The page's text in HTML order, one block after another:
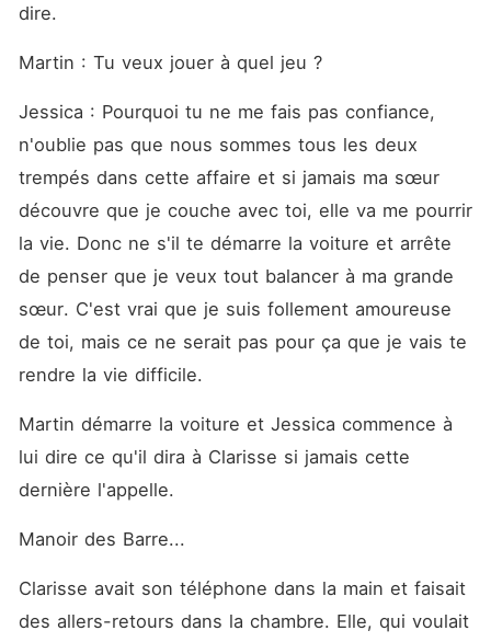
dire.
Martin : Tu veux jouer à quel jeu ?
Jessica : Pourquoi tu ne me fais pas confiance,
n'oublie pas que nous sommes tous les deux
trempés dans cette affaire et si jamais ma sœur
découvre que je couche avec toi, elle va me pourrir
la vie. Donc ne s'il te démarre la voiture et arrête
de penser que je veux tout balancer à ma grande
sœur. C'est vrai que je suis follement amoureuse
de toi, mais ce ne serait pas pour ça que je vais te
rendre la vie difficile.
Martin démarre la voiture et Jessica commence à
lui dire ce qu'il dira à Clarisse si jamais cette
dernière l'appelle.
Manoir des Barre...
Clarisse avait son téléphone dans la main et faisait
des allers-retours dans la chambre. Elle, qui voulait